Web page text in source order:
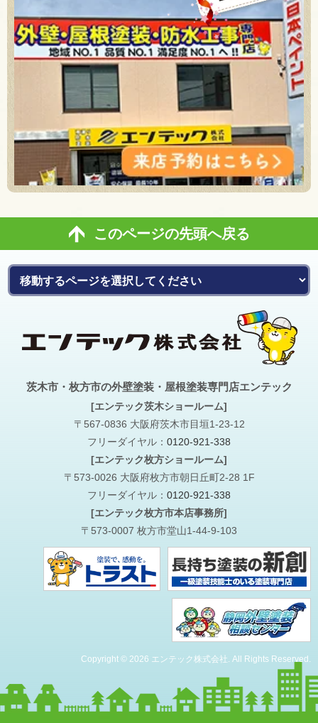
このページの先頭へ戻る
茨木市・枚方市の外壁塗装・屋根塗装専門店エンテック
[エンテック茨木ショールーム]
〒567-0836 大阪府茨木市目垣1-23-12
フリーダイヤル： 0120-921-338
[エンテック枚方ショールーム]
〒573-0026 大阪府枚方市朝日丘町2-28 1F
フリーダイヤル： 0120-921-338
[エンテック枚方市本店事務所]
〒573-0007 枚方市堂山1-44-9-103
Copyright © 2026 エンテック株式会社. All Rights Reserved.